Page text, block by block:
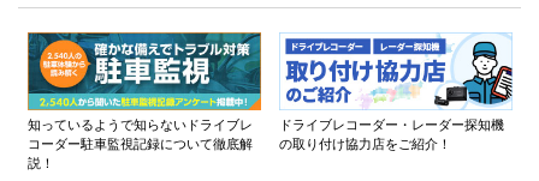
知っているようで知らないドライブレ
コーダー駐車監視記録について徹底解
説！
ドライブレコーダー・レーダー探知機
の取り付け協力店をご紹介！